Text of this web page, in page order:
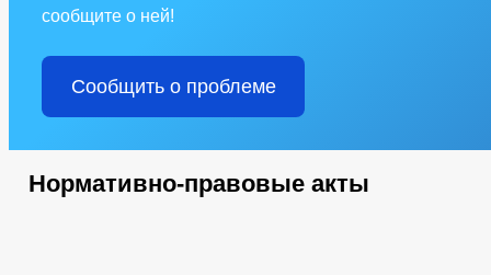
сообщите о ней!
Сообщить о проблеме
Нормативно-правовые акты